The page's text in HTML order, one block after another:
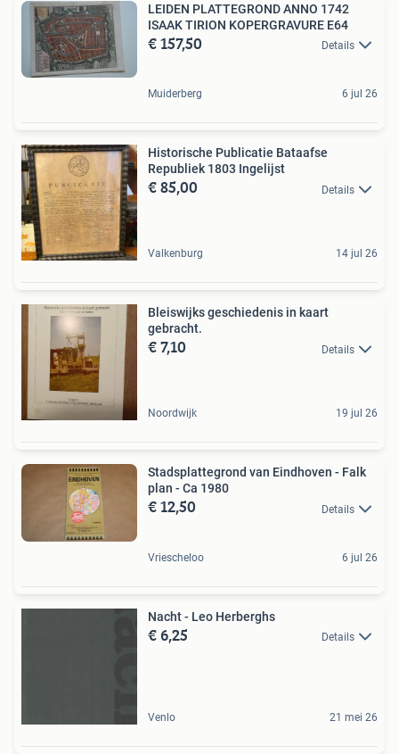
LEIDEN PLATTEGROND ANNO 1742
ISAAK TIRION KOPERGRAVURE E64
€ 157,50 Details
Muiderberg 6 jul 26
Historische Publicatie Bataafse
Republiek 1803 Ingelijst
€ 85,00 Details
Valkenburg 14 jul 26
Bleiswijks geschiedenis in kaart
gebracht.
€ 7,10 Details
Noordwijk 19 jul 26
Stadsplattegrond van Eindhoven - Falk
plan - Ca 1980
€ 12,50 Details
Vriescheloo 6 jul 26
Nacht - Leo Herberghs
€ 6,25 Details
Venlo 21 mei 26